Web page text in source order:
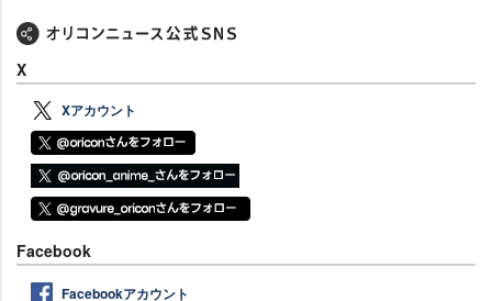
X
Xアカウント
Facebook
Facebookアカウント